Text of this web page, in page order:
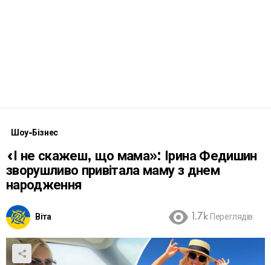
Шоу-Бізнес
«І не скажеш, що мама»: Ірина Федишин
зворушливо привітала маму з днем
народження
Віта 1.7k Переглядів